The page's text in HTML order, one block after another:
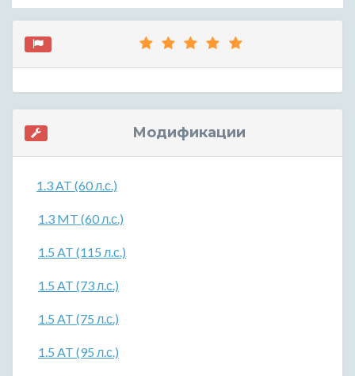
Модификации
1.3 AT (60 л.с.)
1.3 MT (60 л.с.)
1.5 AT (115 л.с.)
1.5 AT (73 л.с.)
1.5 AT (75 л.с.)
1.5 AT (95 л.с.)